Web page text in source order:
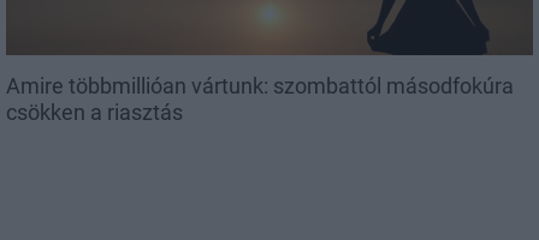
Amire többmillióan vártunk: szombattól másodfokúra
csökken a riasztás